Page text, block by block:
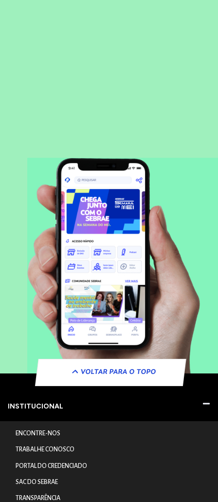
VOLTAR PARA O TOPO
INSTITUCIONAL
ENCONTRE-NOS
TRABALHE CONOSCO
PORTAL DO CREDENCIADO
SAC DO SEBRAE
TRANSPARÊNCIA